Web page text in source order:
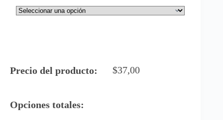
Precio del producto: $37,00
Opciones totales: